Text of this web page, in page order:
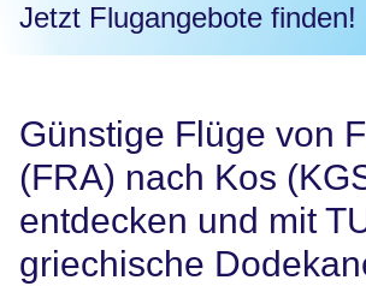
Jetzt Flugangebote finden!
Günstige Flüge von
(FRA) nach Kos
entdecken und mit
griechische